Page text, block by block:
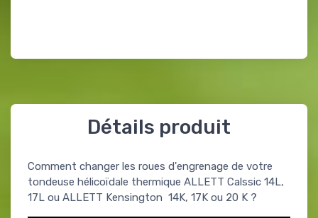
Détails produit
Comment changer les roues d'engrenage de votre
tondeuse hélicoïdale thermique ALLETT Calssic 14L,
17L ou ALLETT Kensington 14K, 17K ou 20 K ?